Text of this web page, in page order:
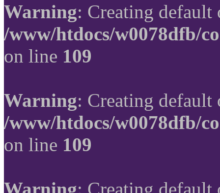
Warning: Creating
/www/htdocs/w0078dfb/
on line 109
Warning: Creating
/www/htdocs/w0078dfb/
on line 109
Warning: Creating